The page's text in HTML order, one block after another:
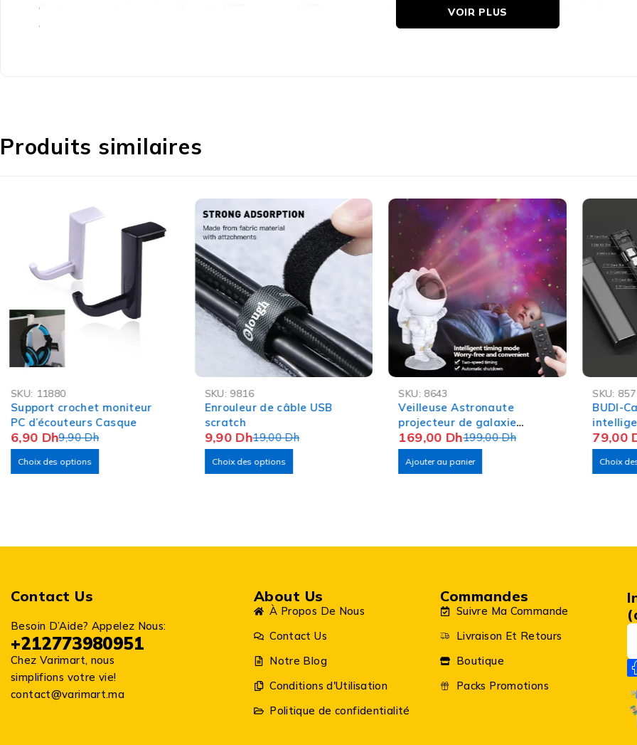
Ce chargeur est équipé de
, vous permettant de charger plusieurs appareils
adaptateurs.
Son design compact et léger le rend parfait pour les
Charge ultra-rapide
: Profitez d’une charge jusqu’à 4 fois plus rapide grâce à la technologie QC 3.0.
Charge simultanée: Chargez jusqu’à 4 appareils en même temps grâce à ses 3 ports USB + PD.
Compact et léger: Idéal pour le voyage, la maison ou le bureau, il ne prend pas de place.
Sécurité maximale
: Protège vos appareils contre les surtensions et les courts-circuits pour une charge en
Compatibilité étendue
: Chargez tous vos appareils, des téléphones aux tablettes en passant par les
استمتع بشحن سريع وآمن مع شاحن USB 3 منافذ + PD لجميع أجهزتك المحمولة!
VOIR PLUS
Produits similaires
SKU: 11880
Support crochet moniteur
PC d’écouteurs Casque
9,90Dh
6,90 Dh
Choix des options
OFFRE FLASH
SKU: 9816
Enrouleur de câble USB
scratch
19,00Dh
9,90 Dh
Choix des options
SKU: 8643
Veilleuse Astronaute
projecteur de galaxie
éclairage avec
télécommande
199,00Dh
169,00 Dh
Ajouter au panier
OFFRE
SKU:
BUDI-
79,00
Choix
Contact Us
Besoin D’Aide? Appelez Nous:
+212773980951
Chez Varimart, nous
simplifions votre vie!
contact@varimart.ma
About Us
À Propos De Nous
Contact Us
Notre Blog
Conditions d'Utilisation
Politique de confidentialité
Commandes
Suivre Ma Commande
Livraison Et Retours
Boutique
Packs Promotions